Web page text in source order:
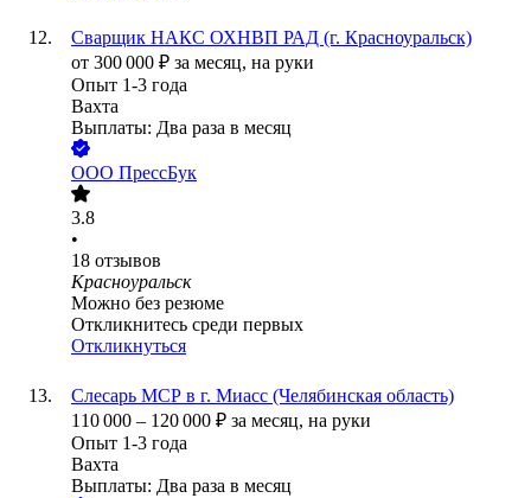
Сварщик НАКС ОХНВП РАД (г. Красноуральск)
от 300 000 ₽ за месяц, на руки
Опыт 1-3 года
Вахта
Выплаты: Два раза в месяц
ООО ПрессБук
3.8
•
18 отзывов
Красноуральск
Можно без резюме
Откликнитесь среди первых
Откликнуться
Слесарь МСР в г. Миасс (Челябинская область)
110 000 – 120 000 ₽ за месяц, на руки
Опыт 1-3 года
Вахта
Выплаты: Два раза в месяц